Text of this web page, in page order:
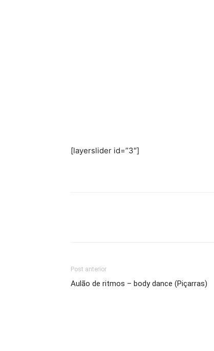
[layerslider id=”3″]
Post anterior
Aulão de ritmos – body dance (Piçarras)